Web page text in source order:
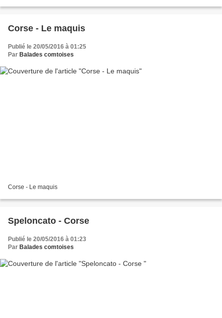
Corse - Le maquis
Publié le 20/05/2016 à 01:25
Par Balades comtoises
Corse - Le maquis
Speloncato - Corse
Publié le 20/05/2016 à 01:23
Par Balades comtoises